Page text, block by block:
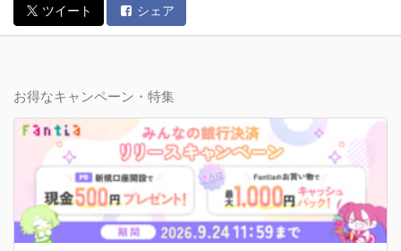
ツイート シェア
お得なキャンペーン・特集